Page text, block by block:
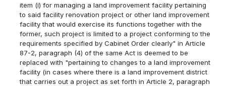
item (i) for managing a land improvement facility pertaining
to said facility renovation project or other land improvement
facility that would exercise its functions together with the
former, such project is limited to a project conforming to the
requirements specified by Cabinet Order clearly" in Article
87-2, paragraph (4) of the same Act is deemed to be
replaced with "pertaining to changes to a land improvement
facility (in cases where there is a land improvement district
that carries out a project as set forth in Article 2, paragraph